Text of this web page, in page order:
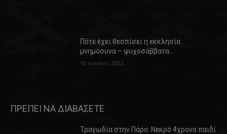
Πότε έχει θεσπίσει η εκκλησία
μνημόσυνα – ψυχοσάββατα…
10 Ιουνίου, 2022
ΠΡΕΠΕΙ ΝΑ ΔΙΑΒΑΣΕΤΕ
Τραγωδία στην Πάρο: Νεκρό 4χρονο παιδί